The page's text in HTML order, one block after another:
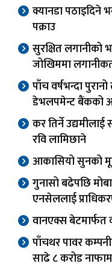
क्यानडा पठाइदिने
पक्राउ
सुरक्षित
जोखिममा
पाँच वर्षभन्दा
डेभलपमेन्ट बैंकको
कर तिर्ने उद्यमीलाई
रवि लामिछाने
आकासियो सुनको
गुनासो बढेपछि
एनसेललाई
वानएक्स बेटमार्फत
पाँचथर पावर
साढे ८ करोड